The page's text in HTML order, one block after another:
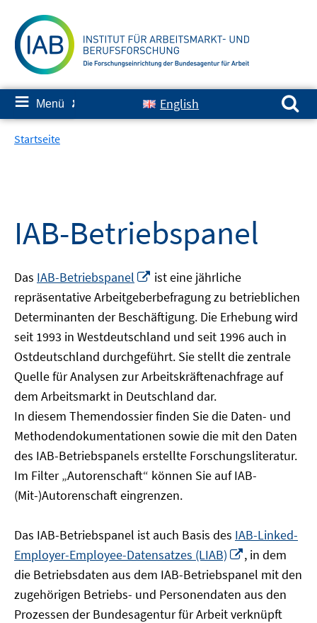
zum
Inhalt
≡ Menü ✘ English
Suchen nach:
Startseite
IAB-Betriebspanel
Das IAB-Betriebspanel
In
neuem
Fenster
öffnen
ist eine jährliche
repräsentative Arbeitgeberbefragung zu betrieblichen
Determinanten der Beschäftigung. Die Erhebung wird
seit 1993 in Westdeutschland und seit 1996 auch in
Ostdeutschland durchgeführt. Sie stellt die zentrale
Quelle für Analysen zur Arbeitskräftenachfrage auf
dem Arbeitsmarkt in Deutschland dar.
In diesem Themendossier finden Sie die Daten- und
Methodendokumentationen sowie die mit den Daten
des IAB-Betriebspanels erstellte Forschungsliteratur.
Im Filter „Autorenschaft“ können Sie auf IAB-
(Mit-)Autorenschaft eingrenzen.
Das IAB-Betriebspanel ist auch Basis des IAB-Linked-
Employer-Employee-Datensatzes (LIAB)
In
neuem
Fenster
öffnen
, in dem
die Betriebsdaten aus dem IAB-Betriebspanel mit den
zugehörigen Betriebs- und Personendaten aus den
Prozessen der Bundesagentur für Arbeit verknüpft